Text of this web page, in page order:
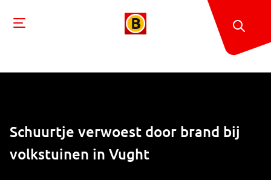
Schuurtje verwoest door brand bij
volkstuinen in Vught